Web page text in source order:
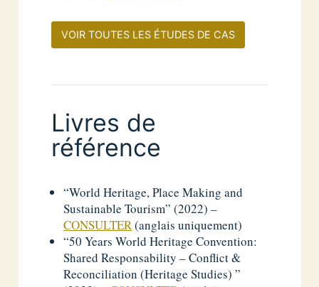
VOIR TOUTES LES ÉTUDES DE CAS
Livres de
référence
“World Heritage, Place Making and
Sustainable Tourism” (2022) –
CONSULTER(anglais uniquement)
“50 Years World Heritage Convention:
Shared Responsability – Conflict &
Reconciliation (Heritage Studies) ”